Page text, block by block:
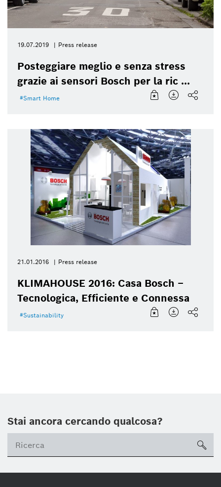
19.07.2019 Press release
Posteggiare meglio e senza stress
grazie ai sensori Bosch per la ric ...
Smart Home
21.01.2016 Press release
KLIMAHOUSE 2016: Casa Bosch –
Tecnologica, Efficiente e Connessa
Sustainability
Stai ancora cercando qualcosa?